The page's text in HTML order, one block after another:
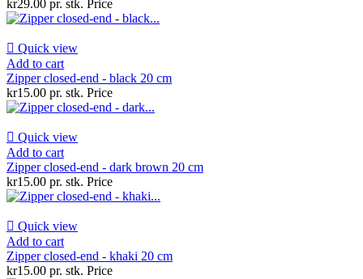
kr29.00 pr. stk. Price
 Quick view
Add to cart
Zipper closed-end - black 20 cm
kr15.00 pr. stk. Price
 Quick view
Add to cart
Zipper closed-end - dark brown 20 cm
kr15.00 pr. stk. Price
 Quick view
Add to cart
Zipper closed-end - khaki 20 cm
kr15.00 pr. stk. Price